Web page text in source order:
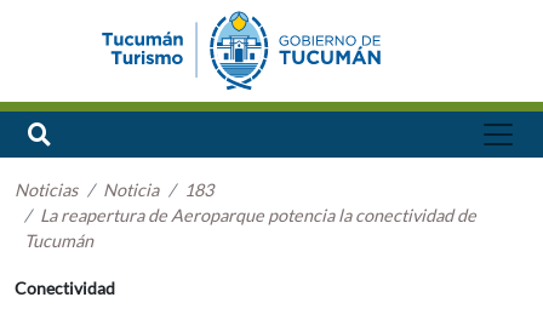
Noticias Noticia
183
La reapertura de Aeroparque potencia la conectividad de
Tucumán
Conectividad